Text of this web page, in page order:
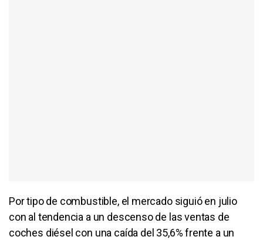
Por tipo de combustible, el mercado siguió en julio
con al tendencia a un descenso de las ventas de
coches diésel con una caída del 35,6% frente a un